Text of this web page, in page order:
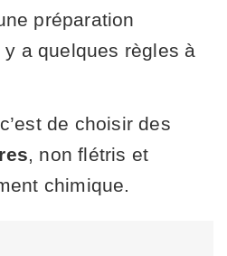
préparation
a quelques règles à
de choisir des
, non flétris et
chimique.